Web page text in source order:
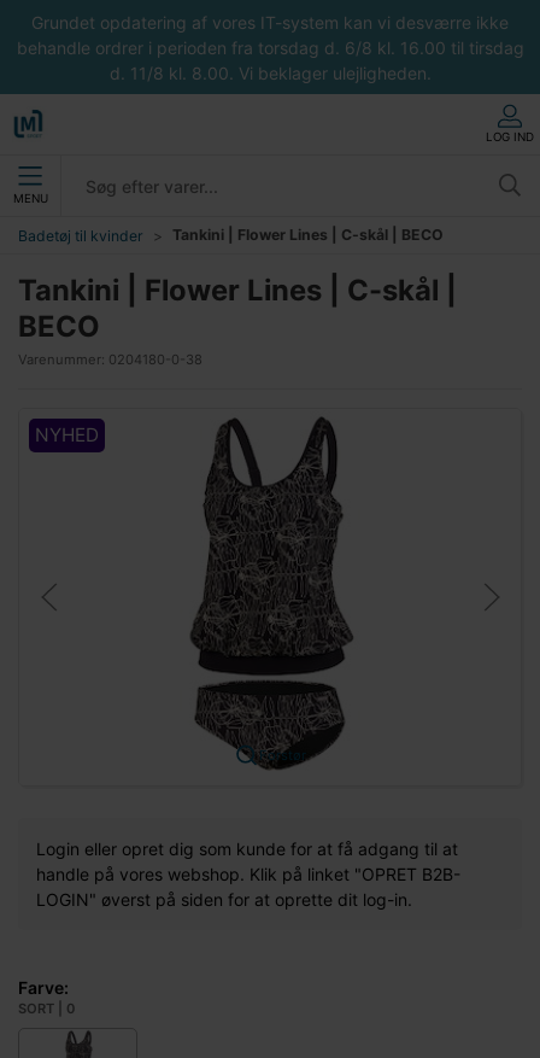
Grundet opdatering af vores IT-system kan vi desværre ikke
behandle ordrer i perioden fra torsdag d. 6/8 kl. 16.00 til tirsdag
d. 11/8 kl. 8.00. Vi beklager ulejligheden.
LOG IND
MENU
Badetøj til kvinder Tankini | Flower Lines | C-skål | BECO
Tankini | Flower Lines | C-skål |
BECO
Varenummer: 0204180-0-38
NYHED
Forstør
Login eller opret dig som kunde for at få adgang til at
handle på vores webshop. Klik på linket "OPRET B2B-
LOGIN" øverst på siden for at oprette dit log-in.
Farve:
SORT | 0